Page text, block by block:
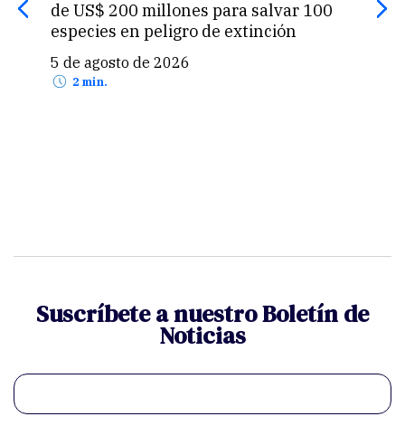
de US$ 200 millones para salvar 100
especies en peligro de extinción
5 de agosto de 2026
2 min.
Suscríbete a nuestro Boletín de
Noticias